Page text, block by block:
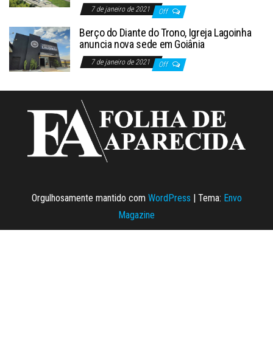
7 de janeiro de 2021 Off
Berço do Diante do Trono, Igreja Lagoinha
anuncia nova sede em Goiânia
7 de janeiro de 2021 Off
Orgulhosamente mantido com WordPress | Tema: Envo
Magazine